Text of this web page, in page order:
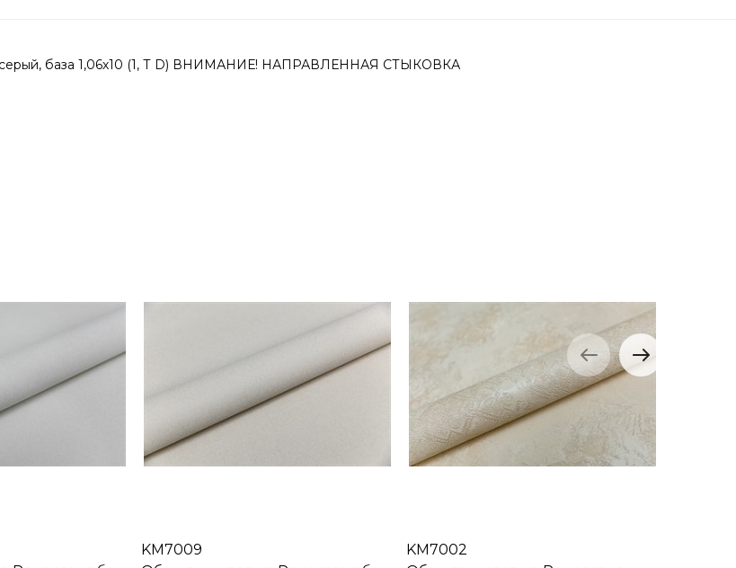
серый, база 1,06х10 (1, Т D) ВНИМАНИЕ! НАПРАВЛЕННАЯ СТЫКОВКА
KM7009
KM7002